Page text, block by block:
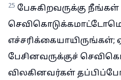
25 பேசுகிறவருக்கு நீங்கள்
எச்சரிக்கையாயிருங்கள்;
பேசினவருக்குச்
விலகினவர்கள்